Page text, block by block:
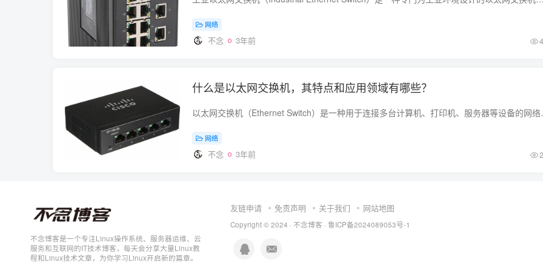
网络
不念 3年前
什么是以太网交换机，其特点和应用领域有哪些？
以太网交换机（Ethernet Switch
网络
不念 3年前
不念博客是一个专注Linux操作系统、服务器运维、云
服务和互联网的IT技术博客，每天会分享大量Linux教
程和Linux技术文章，为你学习Linux开启新的篇章。
友链申请 免责声明 关于我们 网站地图
Copyright © 2024 · 不念博客 · 鲁ICP备2024089053号-1